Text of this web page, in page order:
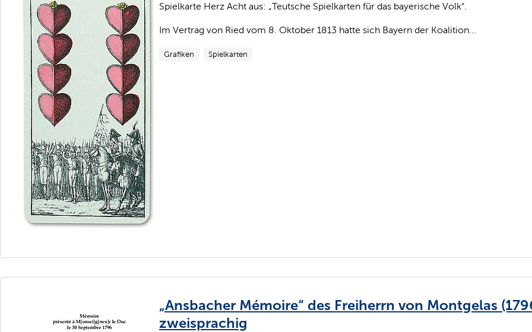
Spielkarte Herz Acht aus: „Teutsche Spielkarten für das bayerische Volk“.
Im Vertrag von Ried vom 8. Oktober 1813 hatte sich Bayern der Koalition...
Grafiken Spielkarten
„Ansbacher Mémoire“ des Freiherrn von Montgelas
zweisprachig